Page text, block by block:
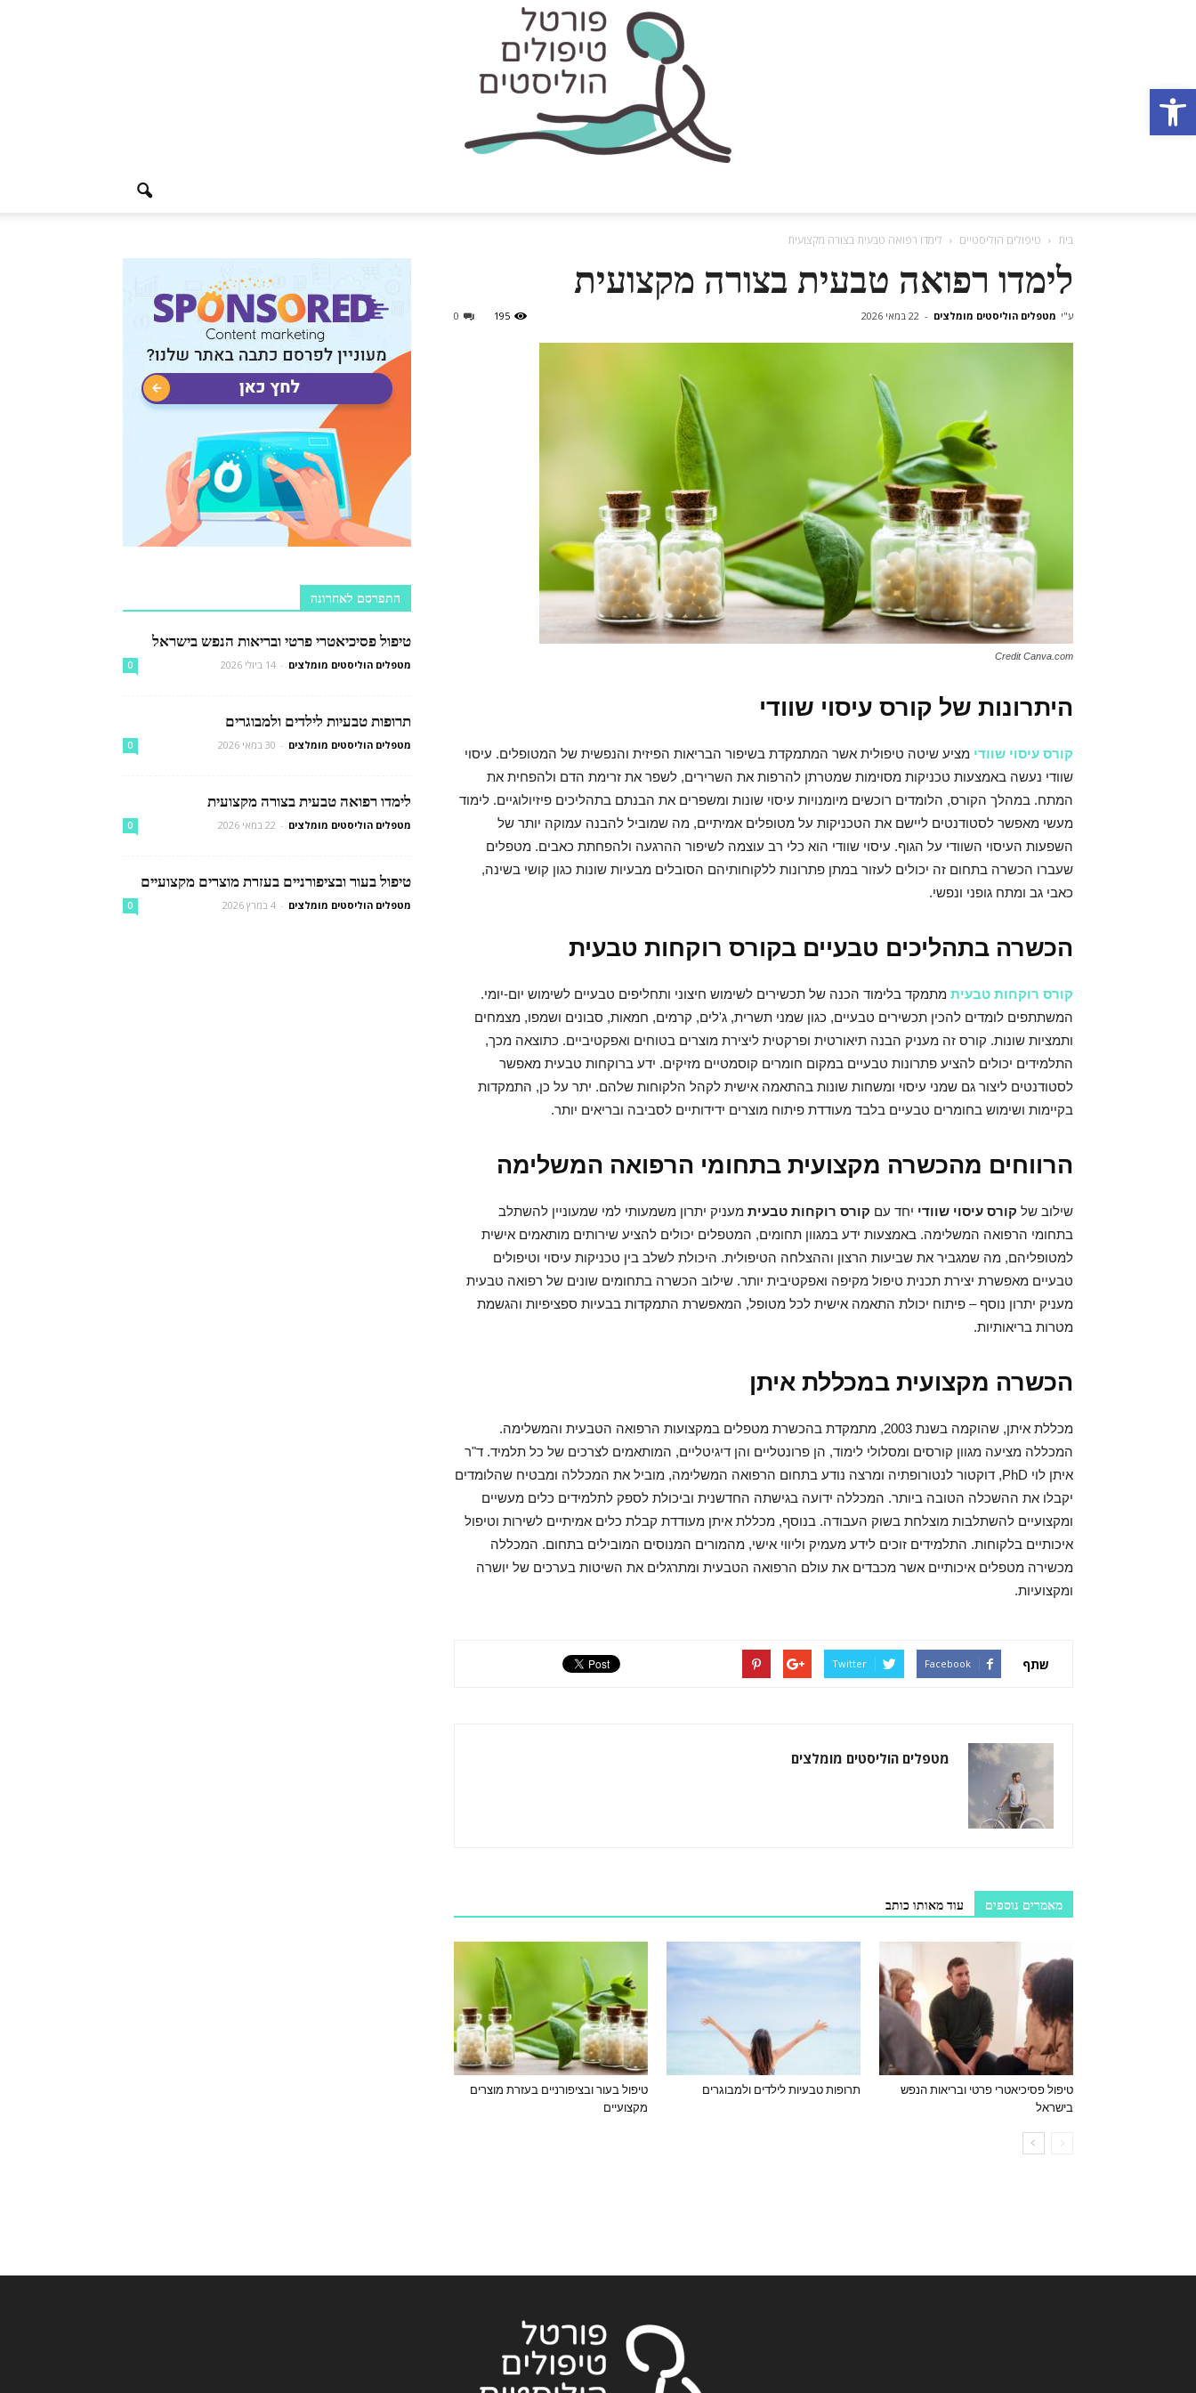
פתח סרגל נגישות
טיפולים
מגע
בית טיפולים הוליסטיים לימדו רפואה טבעית בצורה מקצועית
לימדו רפואה טבעית בצורה מקצועית
ע"י מטפלים הוליסטים מומלצים - 22 במאי 2026 0 195
Credit Canva.com
היתרונות של קורס עיסוי שוודי
קורס עיסוי שוודי מציע שיטה טיפולית אשר המתמקדת בשיפור הבריאות הפיזית והנפשית של המטופלים. עיסוי
שוודי נעשה באמצעות טכניקות מסוימות שמטרתן להרפות את השרירים, לשפר את זרימת הדם ולהפחית את
המתח. במהלך הקורס, הלומדים רוכשים מיומנויות עיסוי שונות ומשפרים את הבנתם בתהליכים פיזיולוגיים. לימוד
מעשי מאפשר לסטודנטים ליישם את הטכניקות על מטופלים אמיתיים, מה שמוביל להבנה עמוקה יותר של
השפעות העיסוי השוודי על הגוף. עיסוי שוודי הוא כלי רב עוצמה לשיפור ההרגעה ולהפחתת כאבים. מטפלים
שעברו הכשרה בתחום זה יכולים לעזור במתן פתרונות ללקוחותיהם הסובלים מבעיות שונות כגון קושי בשינה,
כאבי גב ומתח גופני ונפשי.
הכשרה בתהליכים טבעיים בקורס רוקחות טבעית
קורס רוקחות טבעית מתמקד בלימוד הכנה של תכשירים לשימוש חיצוני ותחליפים טבעיים לשימוש יום-יומי.
המשתתפים לומדים להכין תכשירים טבעיים, כגון שמני תשרית, ג'לים, קרמים, חמאות, סבונים ושמפו, מצמחים
ותמציות שונות. קורס זה מעניק הבנה תיאורטית ופרקטית ליצירת מוצרים בטוחים ואפקטיביים. כתוצאה מכך,
התלמידים יכולים להציע פתרונות טבעיים במקום חומרים קוסמטיים מזיקים. ידע ברוקחות טבעית מאפשר
לסטודנטים ליצור גם שמני עיסוי ומשחות שונות בהתאמה אישית לקהל הלקוחות שלהם. יתר על כן, התמקדות
בקיימות ושימוש בחומרים טבעיים בלבד מעודדת פיתוח מוצרים ידידותיים לסביבה ובריאים יותר.
הרווחים מהכשרה מקצועית בתחומי הרפואה המשלימה
שילוב של קורס עיסוי שוודי יחד עם קורס רוקחות טבעית מעניק יתרון משמעותי למי שמעוניין להשתלב
בתחומי הרפואה המשלימה. באמצעות ידע במגוון תחומים, המטפלים יכולים להציע שירותים מותאמים אישית
למטופליהם, מה שמגביר את שביעות הרצון וההצלחה הטיפולית. היכולת לשלב בין טכניקות עיסוי וטיפולים
טבעיים מאפשרת יצירת תכנית טיפול מקיפה ואפקטיבית יותר. שילוב הכשרה בתחומים שונים של רפואה טבעית
מעניק יתרון נוסף – פיתוח יכולת התאמה אישית לכל מטופל, המאפשרת התמקדות בבעיות ספציפיות והגשמת
מטרות בריאותיות.
הכשרה מקצועית במכללת איתן
מכללת איתן, שהוקמה בשנת 2003, מתמקדת בהכשרת מטפלים במקצועות הרפואה הטבעית והמשלימה.
המכללה מציעה מגוון קורסים ומסלולי לימוד, הן פרונטליים והן דיגיטליים, המותאמים לצרכים של כל תלמיד. ד"ר
איתן לוי PhD, דוקטור לנטורופתיה ומרצה נודע בתחום הרפואה המשלימה, מוביל את המכללה ומבטיח שהלומדים
יקבלו את ההשכלה הטובה ביותר. המכללה ידועה בגישתה החדשנית וביכולת לספק לתלמידים כלים מעשיים
ומקצועיים להשתלבות מוצלחת בשוק העבודה. בנוסף, מכללת איתן מעודדת קבלת כלים אמיתיים לשירות וטיפול
איכותיים בלקוחות. התלמידים זוכים לידע מעמיק וליווי אישי, מהמורים המנוסים המובילים בתחום. המכללה
מכשירה מטפלים איכותיים אשר מכבדים את עולם הרפואה הטבעית ומתרגלים את השיטות בערכים של יושרה
ומקצועיות.
שתף Facebook
Twitter
מטפלים הוליסטים מומלצים
מאמרים נוספים עוד מאותו כותב
טיפול פסיכיאטרי פרטי ובריאות הנפש
בישראל
תרופות טבעיות לילדים ולמבוגרים
טיפול בעור ובציפורניים בעזרת מוצרים
מקצועיים
התפרסם לאחרונה
טיפול פסיכיאטרי פרטי ובריאות הנפש בישראל
מטפלים הוליסטים מומלצים - 14 ביולי 2026 0
תרופות טבעיות לילדים ולמבוגרים
מטפלים הוליסטים מומלצים - 30 במאי 2026 0
לימדו רפואה טבעית בצורה מקצועית
מטפלים הוליסטים מומלצים - 22 במאי 2026 0
טיפול בעור ובציפורניים בעזרת מוצרים מקצועיים
מטפלים הוליסטים מומלצים - 4 במרץ 2026 0